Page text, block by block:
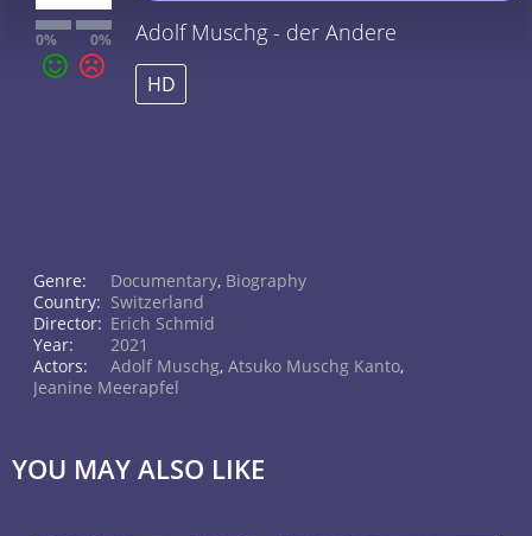
0% 0% Adolf Muschg - der Andere
HD
Genre: Documentary, Biography
Country: Switzerland
Director: Erich Schmid
Year:
2021
Actors:
Adolf Muschg, Atsuko Muschg Kanto,
Jeanine Meerapfel
YOU MAY ALSO LIKE